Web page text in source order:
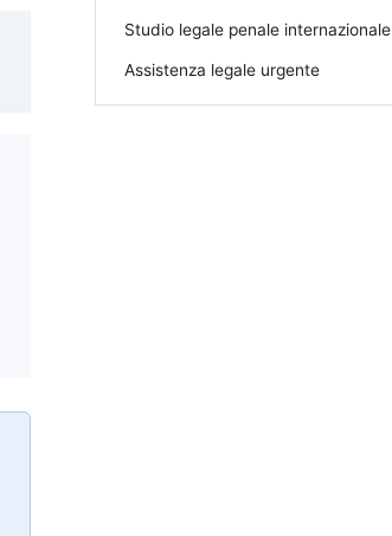
Studio legale penale internazionale
Assistenza legale urgente